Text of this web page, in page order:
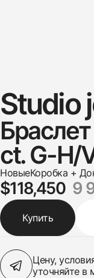
Studio
ct. G-H/
НовыеКоробка +
$118,450 9
Купить
Цену,
уточняйте в